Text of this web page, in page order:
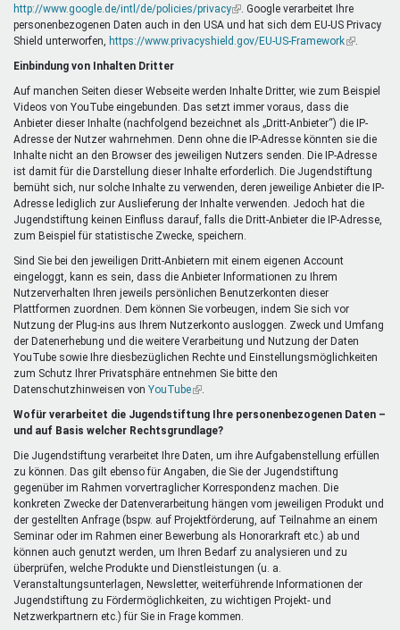
http://www.google.de/intl/de/policies/privacy(Link
ist
extern)
. Google verarbeitet Ihre
personenbezogenen Daten auch in den USA und hat sich dem EU-US Privacy
Shield unterworfen,
https://www.privacyshield.gov/EU-US-Framework(Link
Einbindung von Inhalten Dritter
Auf manchen Seiten dieser Webseite werden Inhalte Dritter, wie zum Beispiel
Videos von YouTube eingebunden. Das setzt immer voraus, dass die
Anbieter dieser Inhalte (nachfolgend bezeichnet als „Dritt-Anbieter“) die IP-
Adresse der Nutzer wahrnehmen. Denn ohne die IP-Adresse könnten sie die
Inhalte nicht an den Browser des jeweiligen Nutzers senden. Die IP-Adresse
ist damit für die Darstellung dieser Inhalte erforderlich. Die Jugendstiftung
bemüht sich, nur solche Inhalte zu verwenden, deren jeweilige Anbieter die IP-
Adresse lediglich zur Auslieferung der Inhalte verwenden. Jedoch hat die
Jugendstiftung keinen Einfluss darauf, falls die Dritt-Anbieter die IP-Adresse,
zum Beispiel für statistische Zwecke, speichern.
Sind Sie bei den jeweiligen Dritt-Anbietern mit einem eigenen Account
eingeloggt, kann es sein, dass die Anbieter Informationen zu Ihrem
Nutzerverhalten Ihren jeweils persönlichen Benutzerkonten dieser
Plattformen zuordnen. Dem können Sie vorbeugen, indem Sie sich vor
Nutzung der Plug-ins aus Ihrem Nutzerkonto ausloggen. Zweck und Umfang
der Datenerhebung und die weitere Verarbeitung und Nutzung der Daten
YouTube sowie Ihre diesbezüglichen Rechte und Einstellungsmöglichkeiten
zum Schutz Ihrer Privatsphäre entnehmen Sie bitte den
Datenschutzhinweisen von YouTube(Link
extern)
Wofür verarbeitet die Jugendstiftung Ihre personenbezogenen Daten –
und auf Basis welcher Rechtsgrundlage?
Die Jugendstiftung verarbeitet Ihre Daten, um ihre Aufgabenstellung erfüllen
zu können. Das gilt ebenso für Angaben, die Sie der Jugendstiftung
gegenüber im Rahmen vorvertraglicher Korrespondenz machen. Die
konkreten Zwecke der Datenverarbeitung hängen vom jeweiligen Produkt und
der gestellten Anfrage (bspw. auf Projektförderung, auf Teilnahme an einem
Seminar oder im Rahmen einer Bewerbung als Honorarkraft etc.) ab und
können auch genutzt werden, um Ihren Bedarf zu analysieren und zu
überprüfen, welche Produkte und Dienstleistungen (u. a.
Veranstaltungsunterlagen, Newsletter, weiterführende Informationen der
Jugendstiftung zu Fördermöglichkeiten, zu wichtigen Projekt- und
Netzwerkpartnern etc.) für Sie in Frage kommen.